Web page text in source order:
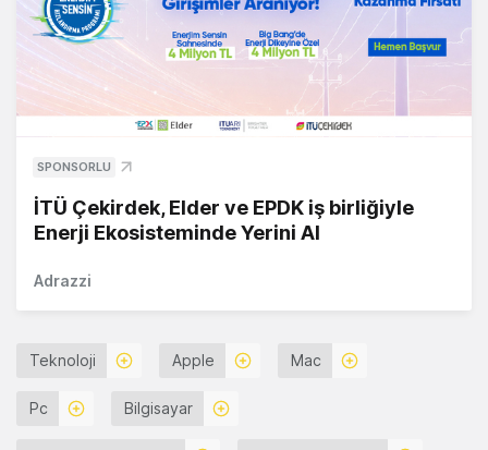
SPONSORLU
İTÜ Çekirdek, Elder ve EPDK iş birliğiyle
Enerji Ekosisteminde Yerini Al
Adrazzi
Teknoloji Apple Mac
Pc Bilgisayar